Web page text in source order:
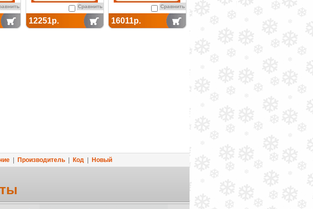
Сравнить
12251р.
Сравнить
16011р.
| Производитель| Код| Новый